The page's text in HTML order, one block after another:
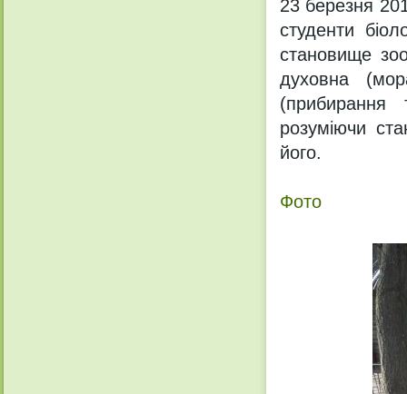
23 березня
студенти
становище
духовна
розуміючи
його.
Фото